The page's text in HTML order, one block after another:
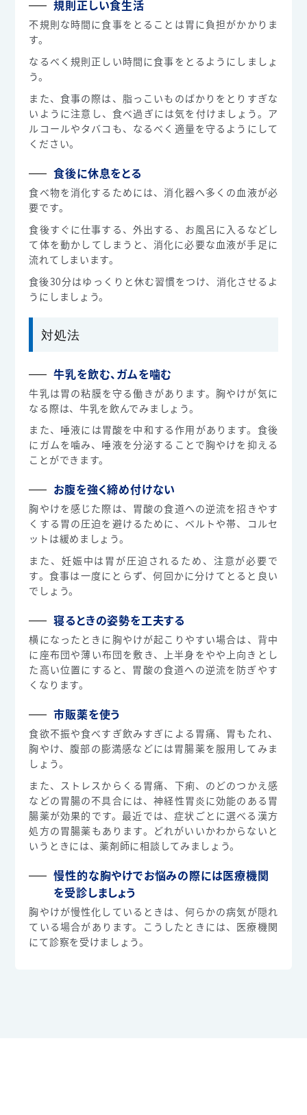
規則正しい食生活
不規則な時間に食事をとることは胃に負担がかかりま
す。
なるべく規則正しい時間に食事をとるようにしましょ
う。
また、食事の際は、脂っこいものばかりをとりすぎな
いように注意し、食べ過ぎには気を付けましょう。ア
ルコールやタバコも、なるべく適量を守るようにして
ください。
食後に休息をとる
食べ物を消化するためには、消化器へ多くの血液が必
要です。
食後すぐに仕事する、外出する、お風呂に入るなどし
て体を動かしてしまうと、消化に必要な血液が手足に
流れてしまいます。
食後30分はゆっくりと休む習慣をつけ、消化させるよ
うにしましょう。
対処法
牛乳を飲む、ガムを噛む
牛乳は胃の粘膜を守る働きがあります。胸やけが気に
なる際は、牛乳を飲んでみましょう。
また、唾液には胃酸を中和する作用があります。食後
にガムを噛み、唾液を分泌することで胸やけを抑える
ことができます。
お腹を強く締め付けない
胸やけを感じた際は、胃酸の食道への逆流を招きやす
くする胃の圧迫を避けるために、ベルトや帯、コルセ
ットは緩めましょう。
また、妊娠中は胃が圧迫されるため、注意が必要で
す。食事は一度にとらず、何回かに分けてとると良い
でしょう。
寝るときの姿勢を工夫する
横になったときに胸やけが起こりやすい場合は、背中
に座布団や薄い布団を敷き、上半身をやや上向きとし
た高い位置にすると、胃酸の食道への逆流を防ぎやす
くなります。
市販薬を使う
食欲不振や食べすぎ飲みすぎによる胃痛、胃もたれ、
胸やけ、腹部の膨満感などには胃腸薬を服用してみま
しょう。
また、ストレスからくる胃痛、下痢、のどのつかえ感
などの胃腸の不具合には、神経性胃炎に効能のある胃
腸薬が効果的です。最近では、症状ごとに選べる漢方
処方の胃腸薬もあります。どれがいいかわからないと
いうときには、薬剤師に相談してみましょう。
慢性的な胸やけでお悩みの際には医療機関
を受診しましょう
胸やけが慢性化しているときは、何らかの病気が隠れ
ている場合があります。こうしたときには、医療機関
にて診察を受けましょう。